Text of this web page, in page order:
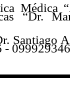
Médica
“Dr.
Santiago
-